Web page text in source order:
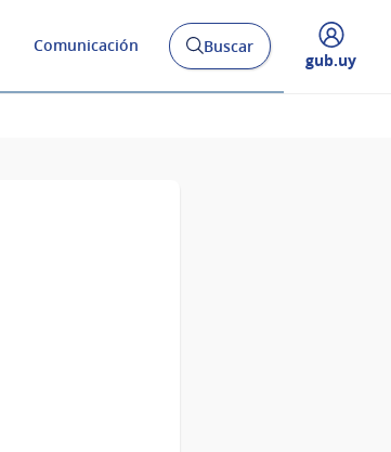
Comunicación
AbrirBuscar
Desplegar
gub.uy